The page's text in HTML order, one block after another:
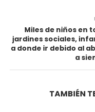
Miles de niños en
jardines sociales,
a donde ir debido al
a
TAMBIÉN